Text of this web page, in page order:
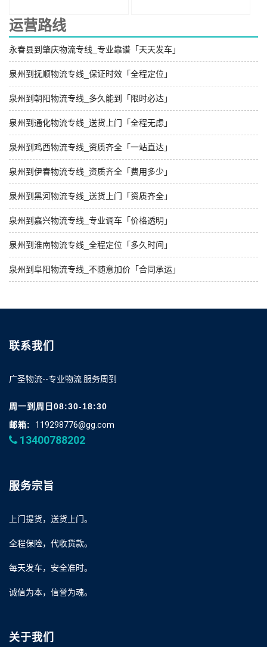
运营路线
永春县到肇庆物流专线_专业靠谱「天天发车」
泉州到抚顺物流专线_保证时效「全程定位」
泉州到朝阳物流专线_多久能到「限时必达」
泉州到通化物流专线_送货上门「全程无虑」
泉州到鸡西物流专线_资质齐全「一站直达」
泉州到伊春物流专线_资质齐全「费用多少」
泉州到黑河物流专线_送货上门「资质齐全」
泉州到嘉兴物流专线_专业调车「价格透明」
泉州到淮南物流专线_全程定位「多久时间」
泉州到阜阳物流专线_不随意加价「合同承运」
联系我们
广圣物流--专业物流 服务周到
周一到周日08:30-18:30
邮箱:
119298776@gg.com
13400788202
服务宗旨
上门提货，送货上门。
全程保险，代收货款。
每天发车，安全准时。
诚信为本，信誉为魂。
关于我们